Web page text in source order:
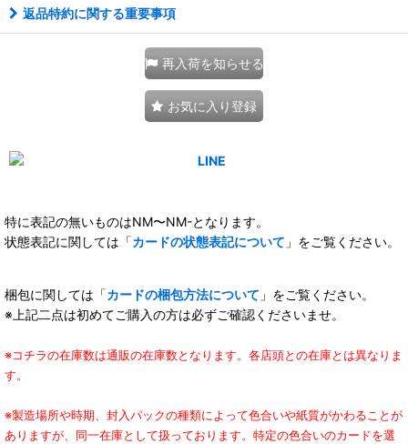
返品特約に関する重要事項
再入荷を知らせる
お気に入り登録
特に表記の無いものはNM〜NM-となります。
状態表記に関しては「カードの状態表記について 」をご覧ください。
梱包に関しては「カードの梱包方法について 」をご覧ください。
※上記二点は初めてご購入の方は必ずご確認くださいませ。
※コチラの在庫数は通販の在庫数となります。各店頭との在庫とは異なりま
す。
※製造場所や時期、封入パックの種類によって色合いや紙質がかわることが
ありますが、同一在庫として扱っております。特定の色合いのカードを選